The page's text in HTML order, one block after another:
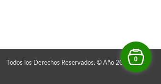
Todos los Derechos Reservados. © Año 2026 0